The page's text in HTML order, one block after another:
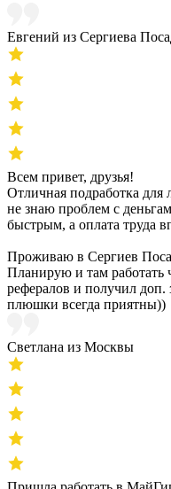
Евгений из Сергиева
Всем привет, друзья!
Отличная подработка для
не знаю проблем с
быстрым, а оплата труда
Проживаю в Сергиев
Планирую и там работать
рефералов и получил доп.
плюшки всегда приятны))
Светлана из Москвы